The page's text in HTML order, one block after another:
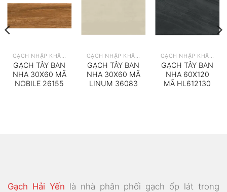
GẠCH NHẬP KHẨU TÂY BAN NHA
GẠCH TÂY BAN
NHA 30X60 MÃ
NOBILE 26155
GẠCH NHẬP KHẨU TÂY BAN NHA
GẠCH TÂY BAN
NHA 30X60 MÃ
LINUM 36083
GẠCH NHẬP KHẨU TÂY BAN NHA
GẠCH TÂY BAN
NHA 60X120
MÃ HL612130
Gạch Hải Yến là nhà phân phối gạch ốp lát trong